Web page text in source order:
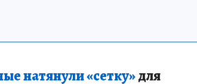
натянули «сетку»для